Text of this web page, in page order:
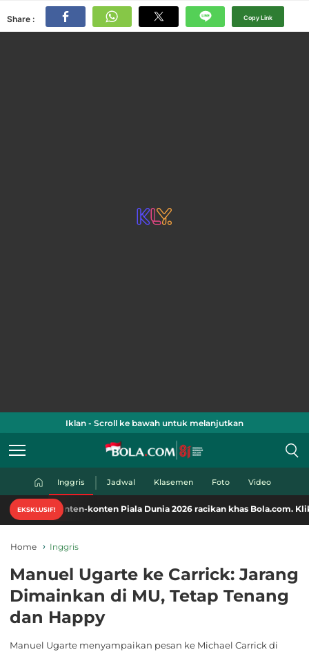
Share : Copy Link
Iklan - Scroll ke bawah untuk melanjutkan
Inggris Jadwal Klasemen Foto Video
EKSKLUSIF!
konten Piala Dunia 2026 racikan khas Bola.com. Klik di sini!
Home Inggris
Manuel Ugarte ke Carrick: Jarang
Dimainkan di MU, Tetap Tenang
dan Happy
Manuel Ugarte menyampaikan pesan ke Michael Carrick di